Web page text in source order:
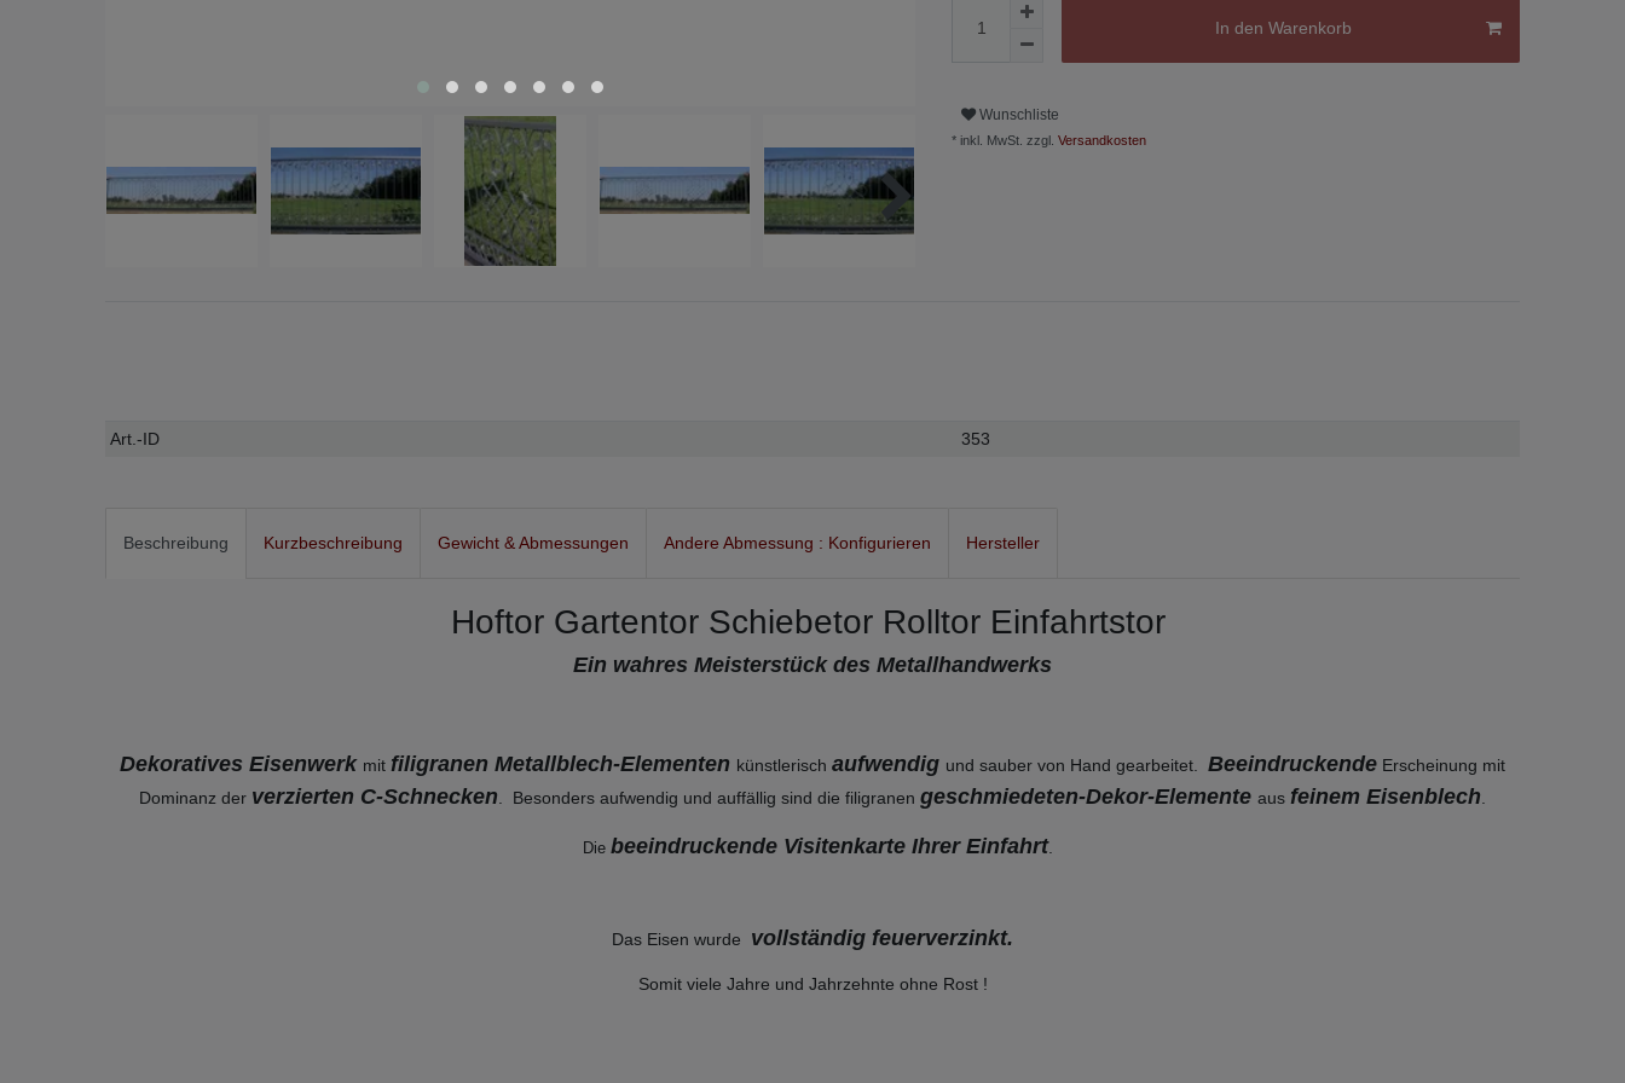
In den Warenkorb
Wunschliste
* inkl. MwSt. zzgl. Versandkosten
Technisches
Wert
Art.-ID 353
Beschreibung Kurzbeschreibung Gewicht & Abmessungen Andere Abmessung : Konfigurieren Hersteller
Hoftor Gartentor Schiebetor Rolltor Einfahrtstor
Ein wahres Meisterstück des Metallhandwerks
Dekoratives Eisenwerk mit filigranen Metallblech-Elementen künstlerisch aufwendig und sauber von Hand gearbeitet. Beeindruckende Erscheinung mit
Dominanz der verzierten C-Schnecken . Besonders aufwendig und auffällig sind die filigranen geschmiedeten-Dekor-Elemente aus feinem Eisenblech
Die beeindruckende Visitenkarte Ihrer Einfahrt.
Das Eisen wurde vollständig feuerverzinkt.
Somit viele Jahre und Jahrzehnte ohne Rost !